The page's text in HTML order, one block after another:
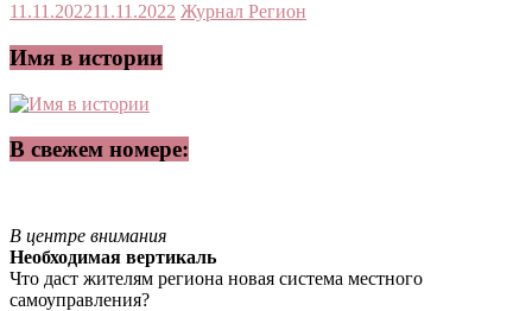
11.11.202211.11.2022 Журнал Регион
Имя в истории
В свежем номере:
В центре внимания
Необходимая вертикаль
Что даст жителям региона новая система местного
самоуправления?